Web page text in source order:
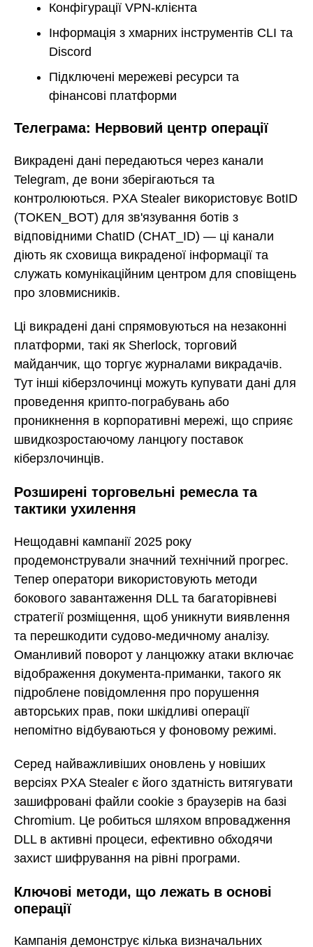
Конфігурації VPN-клієнта
Інформація з хмарних інструментів CLI та
Discord
Підключені мережеві ресурси та
фінансові платформи
Телеграма: Нервовий центр операції
Викрадені дані передаються через канали
Telegram, де вони зберігаються та
контролюються. PXA Stealer використовує BotID
(TOKEN_BOT) для зв'язування ботів з
відповідними ChatID (CHAT_ID) — ці канали
діють як сховища викраденої інформації та
служать комунікаційним центром для сповіщень
про зловмисників.
Ці викрадені дані спрямовуються на незаконні
платформи, такі як Sherlock, торговий
майданчик, що торгує журналами викрадачів.
Тут інші кіберзлочинці можуть купувати дані для
проведення крипто-пограбувань або
проникнення в корпоративні мережі, що сприяє
швидкозростаючому ланцюгу поставок
кіберзлочинців.
Розширені торговельні ремесла та
тактики ухилення
Нещодавні кампанії 2025 року
продемонстрували значний технічний прогрес.
Тепер оператори використовують методи
бокового завантаження DLL та багаторівневі
стратегії розміщення, щоб уникнути виявлення
та перешкодити судово-медичному аналізу.
Оманливий поворот у ланцюжку атаки включає
відображення документа-приманки, такого як
підроблене повідомлення про порушення
авторських прав, поки шкідливі операції
непомітно відбуваються у фоновому режимі.
Серед найважливіших оновлень у новіших
версіях PXA Stealer є його здатність витягувати
зашифровані файли cookie з браузерів на базі
Chromium. Це робиться шляхом впровадження
DLL в активні процеси, ефективно обходячи
захист шифрування на рівні програми.
Ключові методи, що лежать в основі
операції
Кампанія демонструє кілька визначальних